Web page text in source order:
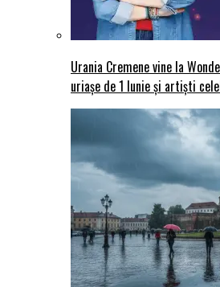
Urania Cremene vine la
uriașe de 1 Iunie și artiști